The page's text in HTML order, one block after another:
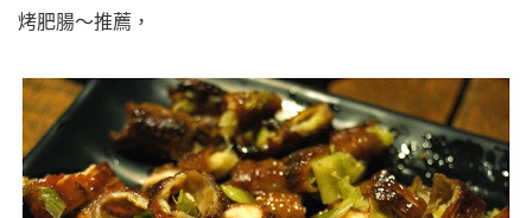
烤肥腸～推薦，